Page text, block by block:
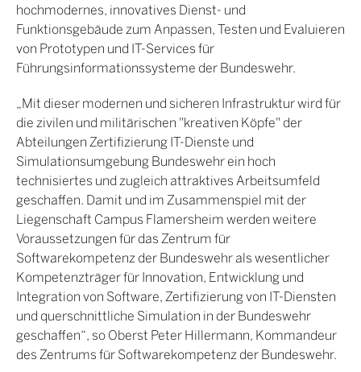
hochmodernes, innovatives Dienst- und
Funktionsgebäude zum Anpassen, Testen und Evaluieren
von Prototypen und IT-Services für
Führungsinformationssysteme der Bundeswehr.
„Mit dieser modernen und sicheren Infrastruktur wird für
die zivilen und militärischen "kreativen Köpfe" der
Abteilungen Zertifizierung IT-Dienste und
Simulationsumgebung Bundeswehr ein hoch
technisiertes und zugleich attraktives Arbeitsumfeld
geschaffen. Damit und im Zusammenspiel mit der
Liegenschaft Campus Flamersheim werden weitere
Voraussetzungen für das Zentrum für
Softwarekompetenz der Bundeswehr als wesentlicher
Kompetenzträger für Innovation, Entwicklung und
Integration von Software, Zertifizierung von IT-Diensten
und querschnittliche Simulation in der Bundeswehr
geschaffen“, so Oberst Peter Hillermann, Kommandeur
des Zentrums für Softwarekompetenz der Bundeswehr.